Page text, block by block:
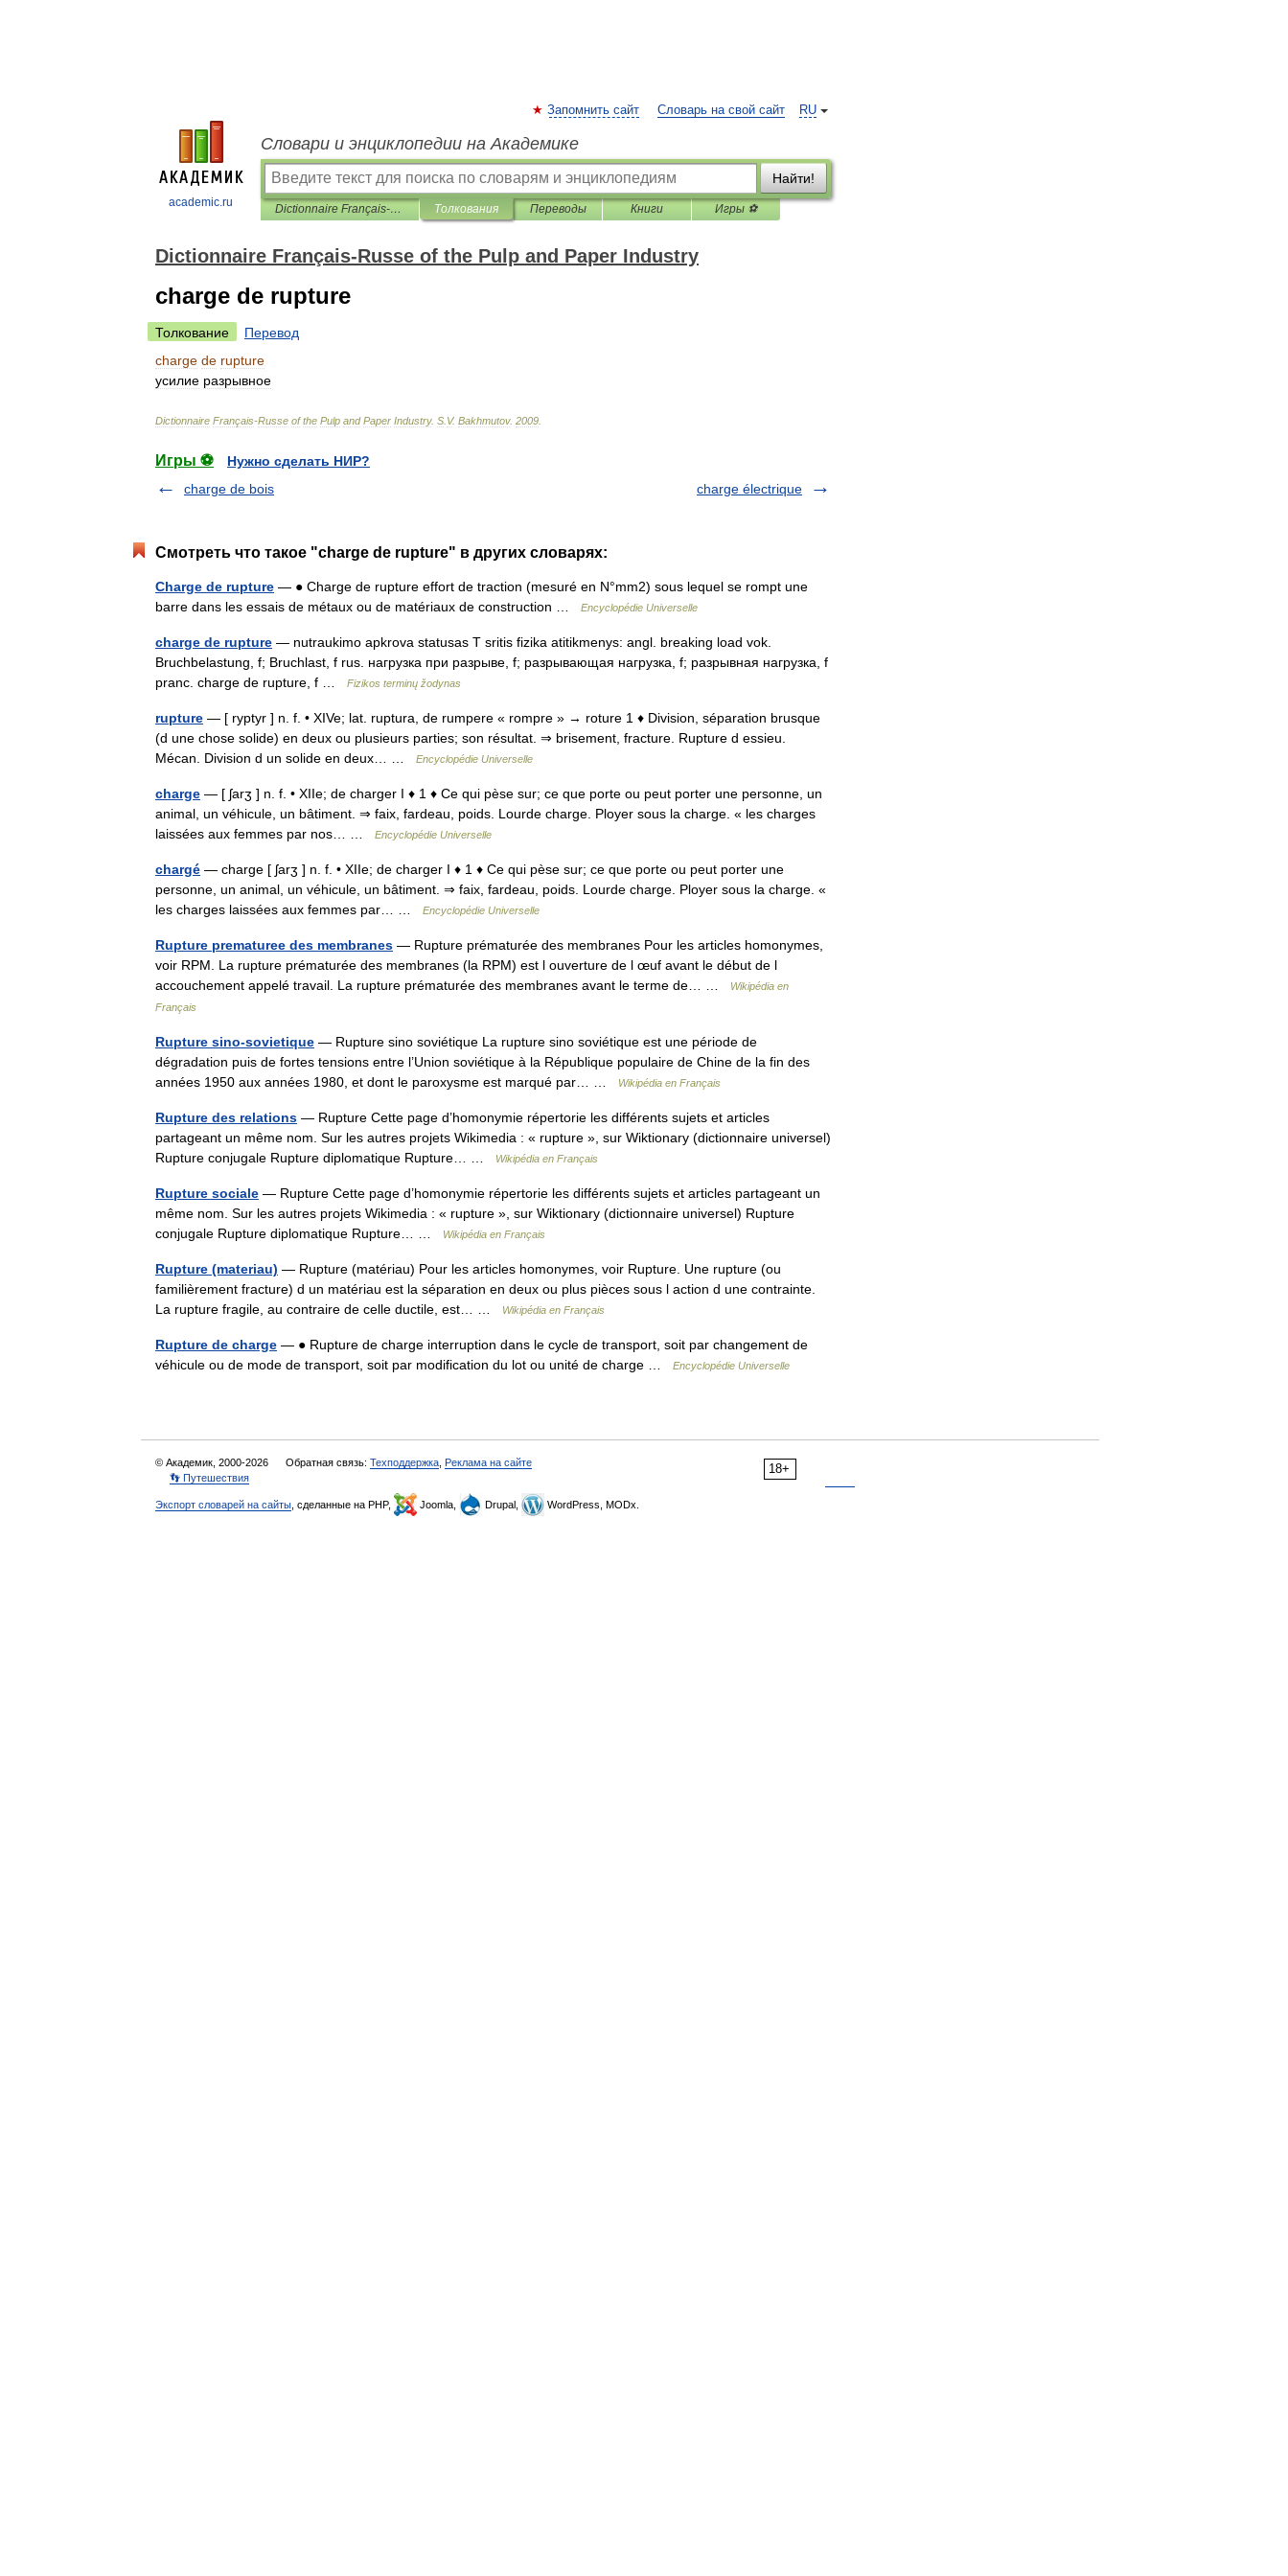
academic.ru
RU
Запомнить сайт Словарь на свой сайт
Словари и энциклопедии на Академике
Найти!
Dictionnaire Français-Russe of the Pulp and Paper Industry Толкования Переводы Книги Игры ⚽
Dictionnaire Français-Russe of the Pulp and Paper Industry
charge de rupture
Толкование
Перевод
charge de rupture
усилие разрывное
Dictionnaire Français-Russe of the Pulp and Paper Industry. S V. Bakhmutov. 2009
Игры ⚽
Нужно сделать НИР?
charge de bois
charge électrique
Смотреть что такое "charge de rupture" в других словарях:
Charge de rupture — ● Charge de rupture effort de traction (mesuré en N°mm2) sous lequel se rompt une
barre dans les essais de métaux ou de matériaux de construction …
Encyclopédie Universelle
charge de rupture — nutraukimo apkrova statusas T sritis fizika atitikmenys: angl. breaking load vok.
Bruchbelastung, f; Bruchlast, f rus. нагрузка при разрыве, f; разрывающая нагрузка, f; разрывная нагрузка, f
pranc. charge de rupture, f …
Fizikos terminų žodynas
rupture — [ ryptyr ] n. f. • XIVe; lat. ruptura, de rumpere « rompre » → roture 1 ♦ Division, séparation brusque
(d une chose solide) en deux ou plusieurs parties; son résultat. ⇒ brisement, fracture. Rupture d essieu.
Mécan. Division d un solide en deux… …
Encyclopédie Universelle
charge — [ ʃarʒ ] n. f. • XIIe; de charger I ♦ 1 ♦ Ce qui pèse sur; ce que porte ou peut porter une personne, un
animal, un véhicule, un bâtiment. ⇒ faix, fardeau, poids. Lourde charge. Ployer sous la charge. « les charges
laissées aux femmes par nos… …
Encyclopédie Universelle
chargé — charge [ ʃarʒ ] n. f. • XIIe; de charger I ♦ 1 ♦ Ce qui pèse sur; ce que porte ou peut porter une
personne, un animal, un véhicule, un bâtiment. ⇒ faix, fardeau, poids. Lourde charge. Ployer sous la charge. «
les charges laissées aux femmes par… …
Encyclopédie Universelle
Rupture prematuree des membranes — Rupture prématurée des membranes Pour les articles homonymes,
voir RPM. La rupture prématurée des membranes (la RPM) est l ouverture de l œuf avant le début de l
accouchement appelé travail. La rupture prématurée des membranes avant le terme de… …
Wikipédia en
Français
Rupture sino-sovietique — Rupture sino soviétique La rupture sino soviétique est une période de
dégradation puis de fortes tensions entre l’Union soviétique à la République populaire de Chine de la fin des
années 1950 aux années 1980, et dont le paroxysme est marqué par… …
Wikipédia en Français
Rupture des relations — Rupture Cette page d’homonymie répertorie les différents sujets et articles
partageant un même nom. Sur les autres projets Wikimedia : « rupture », sur Wiktionary (dictionnaire universel)
Rupture conjugale Rupture diplomatique Rupture… …
Wikipédia en Français
Rupture sociale — Rupture Cette page d’homonymie répertorie les différents sujets et articles partageant un
même nom. Sur les autres projets Wikimedia : « rupture », sur Wiktionary (dictionnaire universel) Rupture
conjugale Rupture diplomatique Rupture… …
Wikipédia en Français
Rupture (materiau) — Rupture (matériau) Pour les articles homonymes, voir Rupture. Une rupture (ou
familièrement fracture) d un matériau est la séparation en deux ou plus pièces sous l action d une contrainte.
La rupture fragile, au contraire de celle ductile, est… …
Wikipédia en Français
Rupture de charge — ● Rupture de charge interruption dans le cycle de transport, soit par changement de
véhicule ou de mode de transport, soit par modification du lot ou unité de charge …
Encyclopédie Universelle
18+
© Академик, 2000-2026 Обратная связь: Техподдержка Реклама на сайте
👣 Путешествия
Экспорт словарей на сайты , сделанные на PHP, Joomla, Drupal, WordPress, MODx.